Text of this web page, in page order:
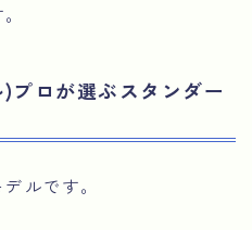
ロが選ぶスタンダー
ルです。